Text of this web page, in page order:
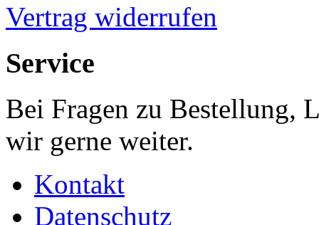
Vertrag widerrufen
Service
Bei Fragen zu Bestellung,
wir gerne weiter.
Kontakt
Datenschutz